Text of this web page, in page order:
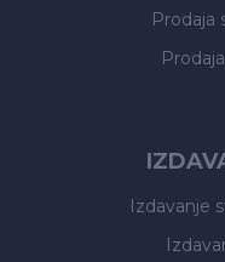
Prodaja
Izdavanje